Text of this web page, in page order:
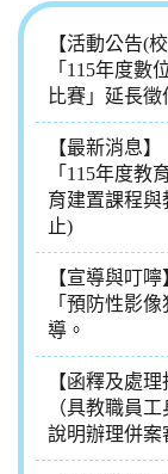
【活動公告(
「115年度數
比賽」延長徵
【最新消息
「115年度教
育建置課程與
止)
【宣導與叮
「預防性影
導。
【函釋及處
（具教職員
說明辦理併案